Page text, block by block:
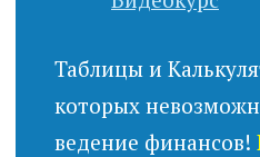
Таблицы и
которых
ведение финансов!